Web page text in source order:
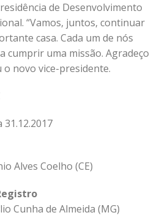
de Desenvolvimento
“Vamos, juntos, continuar
casa. Cada um de nós
cumprir uma missão. Agradeço
o novo vice-presidente.
31.12.2017
Alves Coelho (CE)
Cunha de Almeida (MG)